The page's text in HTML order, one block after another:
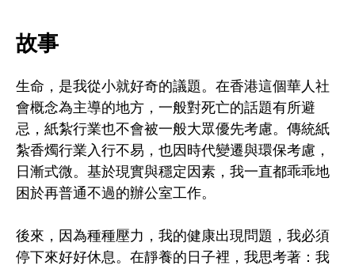
故事
生命，是我從小就好奇的議題。在香港這個華人社
會概念為主導的地方，一般對死亡的話題有所避
忌，紙紮行業也不會被一般大眾優先考慮。傳統紙
紮香燭行業入行不易，也因時代變遷與環保考慮，
日漸式微。基於現實與穩定因素，我一直都乖乖地
困於再普通不過的辦公室工作。
後來，因為種種壓力，我的健康出現問題，我必須
停下來好好休息。在靜養的日子裡，我思考著：我